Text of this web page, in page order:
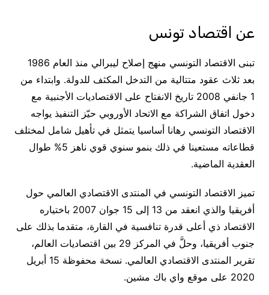
عن اقتصاد تونس
تبنى الاقتصاد التونسي منهج إصلاح ليبرالي منذ العام 1986
بعد ثلاث عقود متتالية من التدخل المكثف للدولة. وابتداء من
1 جانفي 2008 تاريخ الانفتاح على الاقتصاديات الأجنبية مع
دخول اتفاق الشراكة مع الاتحاد الأوروبي حيّز التنفيذ يواجه
الاقتصاد التونسي رهانا أساسيا يتمثل في تأهيل شامل لمختلف
قطاعاته مستعينا في ذلك بنمو سنوي قوي ناهز 5% طوال
العقدية الماضية.
تميز الاقتصاد التونسي في المنتدى الاقتصادي العالمي حول
أفريقيا والذي انعقد من 13 إلى 15 جوان 2007 باختياره
الاقتصاد ذي أعلى قدرة تنافسية في القارة، متقدما بذلك على
جنوب أفريقيا، وحلَّ في المركز 29 بين اقتصاديات العالم،
تقرير المنتدى الاقتصادي العالمي. نسخة محفوظة 15 أبريل
2020 على موقع واي باك مشين.